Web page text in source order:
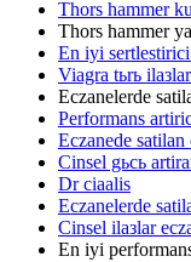
Thors hammer
Thors hammer
En iyi
Viagra tьrь ilaзlar
Eczanelerde
Performans
Eczanede
Cinsel gьcь
Dr ciaalis
Eczanelerde
Cinsel ilaзlar
En iyi